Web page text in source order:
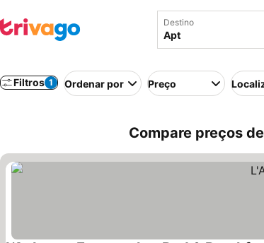
Destino
Filtros 1 Ordenar por Preço
Compare preços